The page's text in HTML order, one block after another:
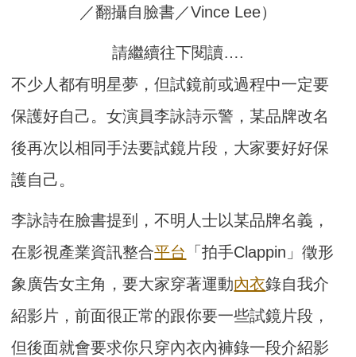
／翻攝自臉書／Vince Lee）
請繼續往下閱讀….
不少人都有明星夢，但試鏡前或過程中一定要
保護好自己。女演員李詠詩示警，某品牌改名
後再次以相同手法要試鏡片段，大家要好好保
護自己。
李詠詩在臉書提到，不明人士以某品牌名義，
在影視產業資訊整合平台
「拍手Clappin」徵形
象廣告女主角，要大家穿著運動內衣錄自我介
紹影片，前面很正常的跟你要一些試鏡片段，
但後面就會要求你只穿內衣內褲錄一段介紹影